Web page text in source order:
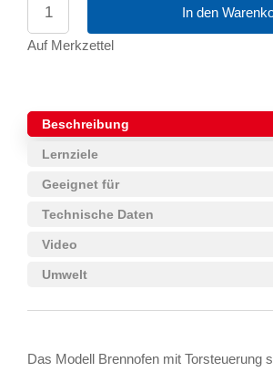
In den
Auf Merkzettel
Beschreibung
Lernziele
Geeignet für
Technische Daten
Video
Umwelt
Das Modell Brennofen mit Torsteuerung